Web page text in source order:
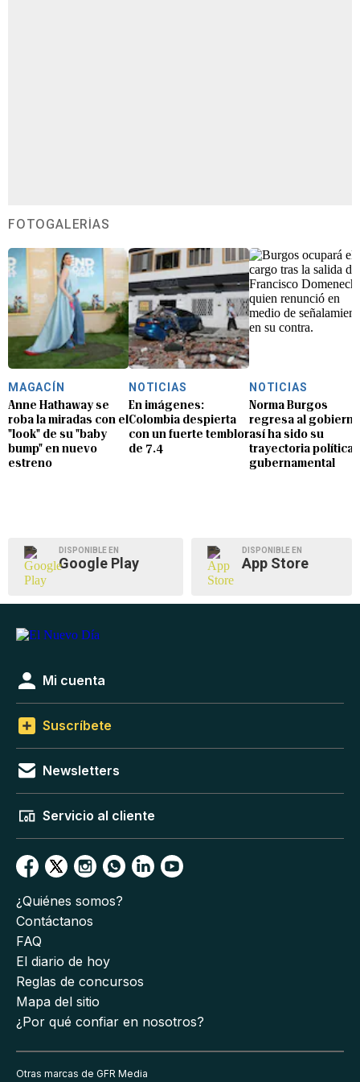
FOTOGALERÍAS
MAGACÍN
Anne Hathaway se
roba la miradas con el
"look" de su "baby
bump" en nuevo
estreno
NOTICIAS
En imágenes:
Colombia despierta
con un fuerte temblor
de 7.4
NOTICIAS
Norma Burgos
regresa al
así ha sido su
trayectoria política
gubernamental
DISPONIBLE EN
Google Play
DISPONIBLE EN
App Store
Mi cuenta
Suscríbete
Newsletters
Servicio al cliente
¿Quiénes somos?
Contáctanos
FAQ
El diario de hoy
Reglas de concursos
Mapa del sitio
¿Por qué confiar en nosotros?
Otras marcas de GFR Media